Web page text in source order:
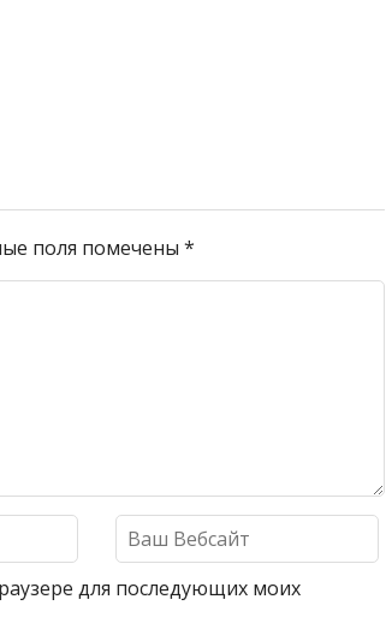
поля помечены *
для последующих моих